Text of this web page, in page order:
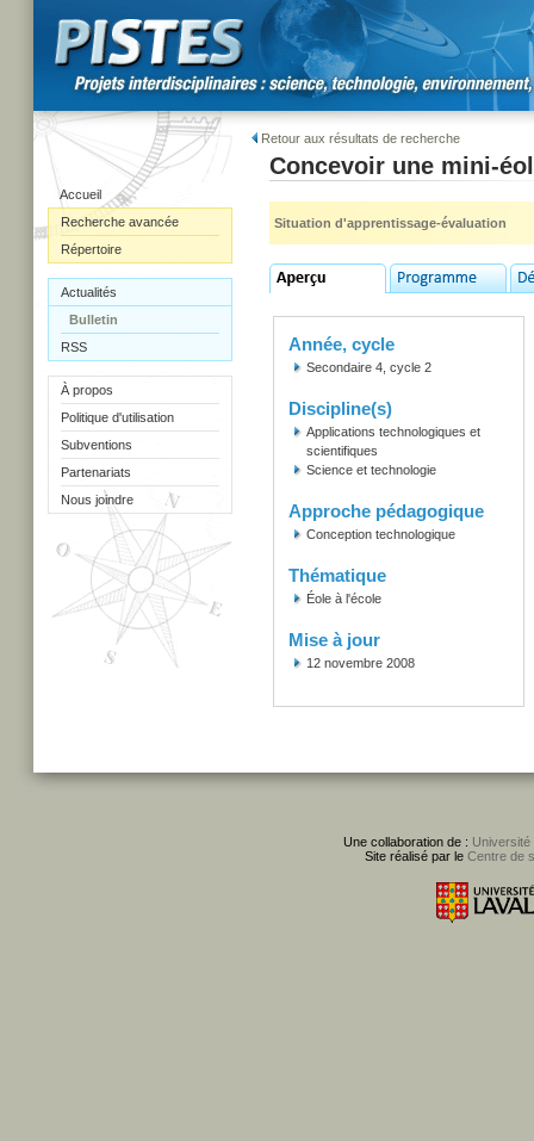
Accueil
Recherche avancée
Répertoire
Actualités
Bulletin
RSS
À propos
Politique d'utilisation
Subventions
Partenariats
Nous joindre
Retour aux résultats de recherche
Concevoir une mini-
Situation d'apprentissage-évaluation
Année, cycle
Secondaire 4, cycle 2
Discipline(s)
Applications technologiques et
scientifiques
Science et technologie
Approche pédagogique
Conception technologique
Thématique
Éole à l'école
Mise à jour
12 novembre 2008
Une collaboration de : Université
Site réalisé par le Centre de